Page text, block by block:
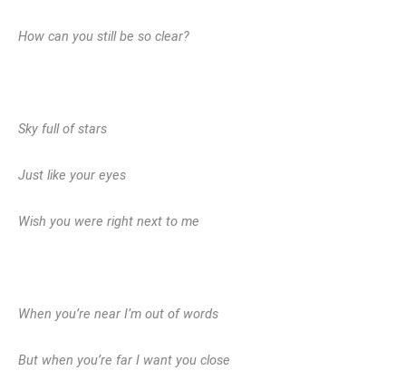
How can you still be so clear?
Sky full of stars
Just like your eyes
Wish you were right next to me
When you’re near I’m out of words
But when you’re far I want you close